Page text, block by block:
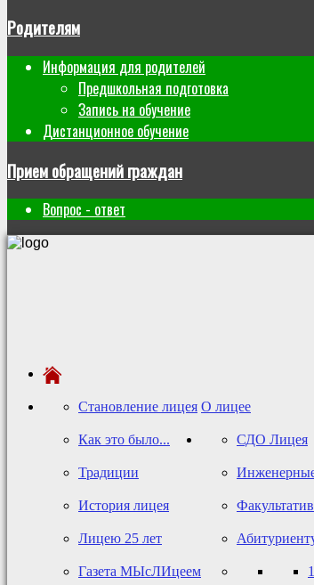
Родителям
Информация для родителей
Предшкольная подготовка
Запись на обучение
Дистанционное обучение
Прием обращений граждан
Вопрос - ответ
О лицее
Становление лицея
Как это было...
Традиции
История лицея
Лицею 25 лет
Газета МЫсЛИцеем
СДО Лицея